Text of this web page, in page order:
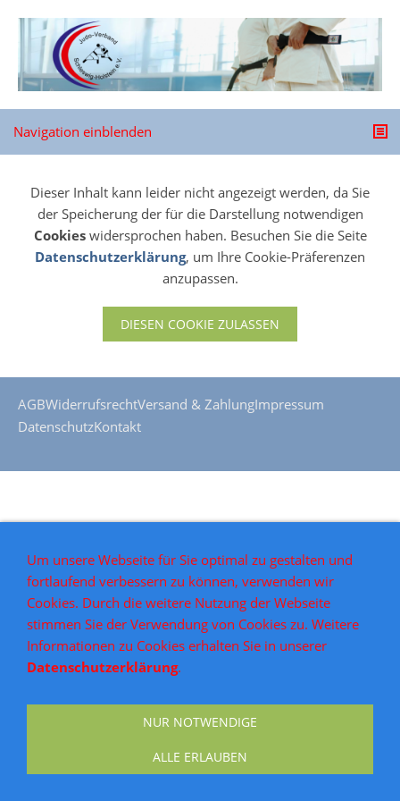
Navigation einblenden
Dieser Inhalt kann leider nicht angezeigt werden, da Sie
der Speicherung der für die Darstellung notwendigen
Cookieswidersprochen haben. Besuchen Sie die Seite
Datenschutzerklärung, um Ihre Cookie-Präferenzen
anzupassen.
DIESEN COOKIE ZULASSEN
AGBWiderrufsrechtVersand & ZahlungImpressum
DatenschutzKontakt
Um unsere Webseite für Sie optimal zu gestalten und
fortlaufend verbessern zu können, verwenden wir
Cookies. Durch die weitere Nutzung der Webseite
stimmen Sie der Verwendung von Cookies zu. Weitere
Informationen zu Cookies erhalten Sie in unserer
Datenschutzerklärung.
NUR NOTWENDIGE
ALLE ERLAUBEN